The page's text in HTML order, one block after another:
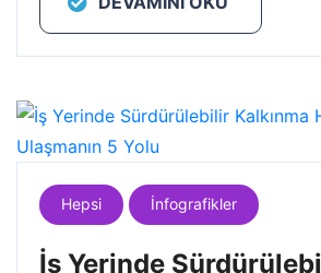
Hepsi İnfografikler
İş Yerinde